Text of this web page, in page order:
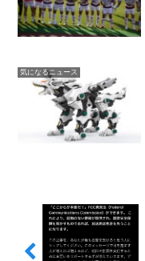
気になるニュース